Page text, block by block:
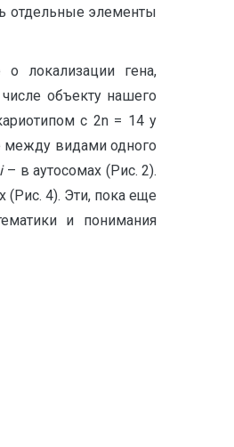
отдельные элементы
локализации гена,
объекту нашего
с 2n = 14 у
между видами одного
– в аутосомах (Рис. 2).
(Рис. 4). Эти, пока еще
и понимания